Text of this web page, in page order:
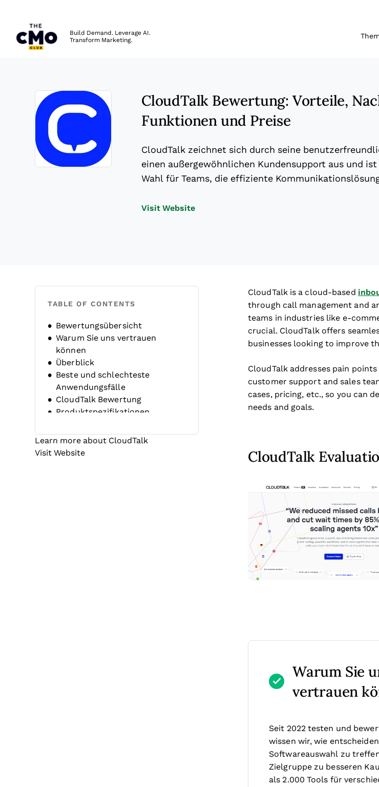
Build Demand. Leverage AI.
Transform Marketing.
CloudTalk Bewertung: Vorteile,
Funktionen und Preise
CloudTalk zeichnet sich durch seine
einen außergewöhnlichen Kundensupport aus und
Wahl für Teams, die effiziente
Visit WebsiteOpens new window
TABLE OF CONTENTS
Bewertungsübersicht
Warum Sie uns vertrauen
können
Überblick
Beste und schlechteste
Anwendungsfälle
CloudTalk Bewertung
Produktspezifikationen
Unternehmensgeschichte
Learn more about CloudTalk
Visit WebsiteOpens new window
CloudTalk is a cloud-based
through call management and
teams in industries like e-
crucial. CloudTalk offers
businesses looking to improve
CloudTalk addresses pain
customer support and sales
cases, pricing, etc., so you can
needs and goals.
CloudTalk
Warum Sie
vertrauen
Seit 2022 testen und
wissen wir, wie
Softwareauswahl zu
Zielgruppe zu besseren
als 2.000 Tools für